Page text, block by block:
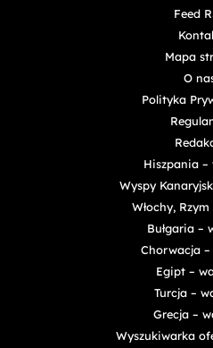
Feed
Mapa
O
Polityka
Hiszpania –
Wyspy
Włochy,
Bułgaria –
Chorwacja
Egipt –
Turcja –
Grecja –
Wyszukiwarka